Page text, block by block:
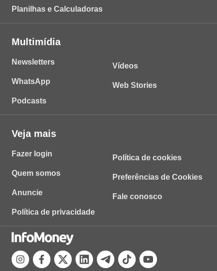
Planilhas e Calculadoras
Multimídia
Newsletters
WhatsApp
Podcasts
Vídeos
Web Stories
Veja mais
Fazer login
Quem somos
Anuncie
Política de privacidade
Política de cookies
Preferências de Cookies
Fale conosco